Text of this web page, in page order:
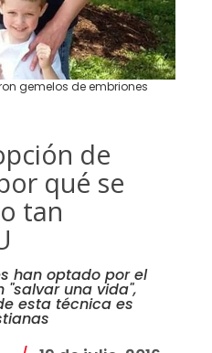
gemelos de embriones
de
qué se
tan
han optado por el
una vida",
esta técnica es